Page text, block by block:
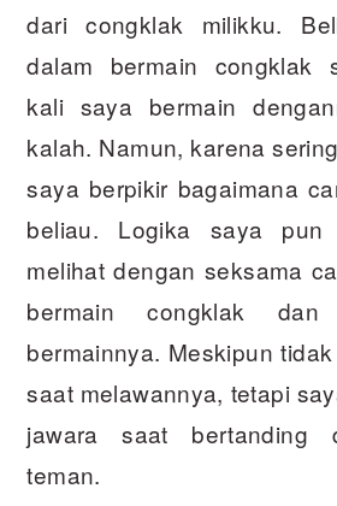
dari congklak milikku.
dalam bermain congklak
kali saya bermain
kalah. Namun, karena
saya berpikir bagaimana
beliau. Logika saya pun
melihat dengan seksama
bermain congklak
bermainnya. Meskipun
saat melawannya, tetapi
jawara saat bertanding
teman.